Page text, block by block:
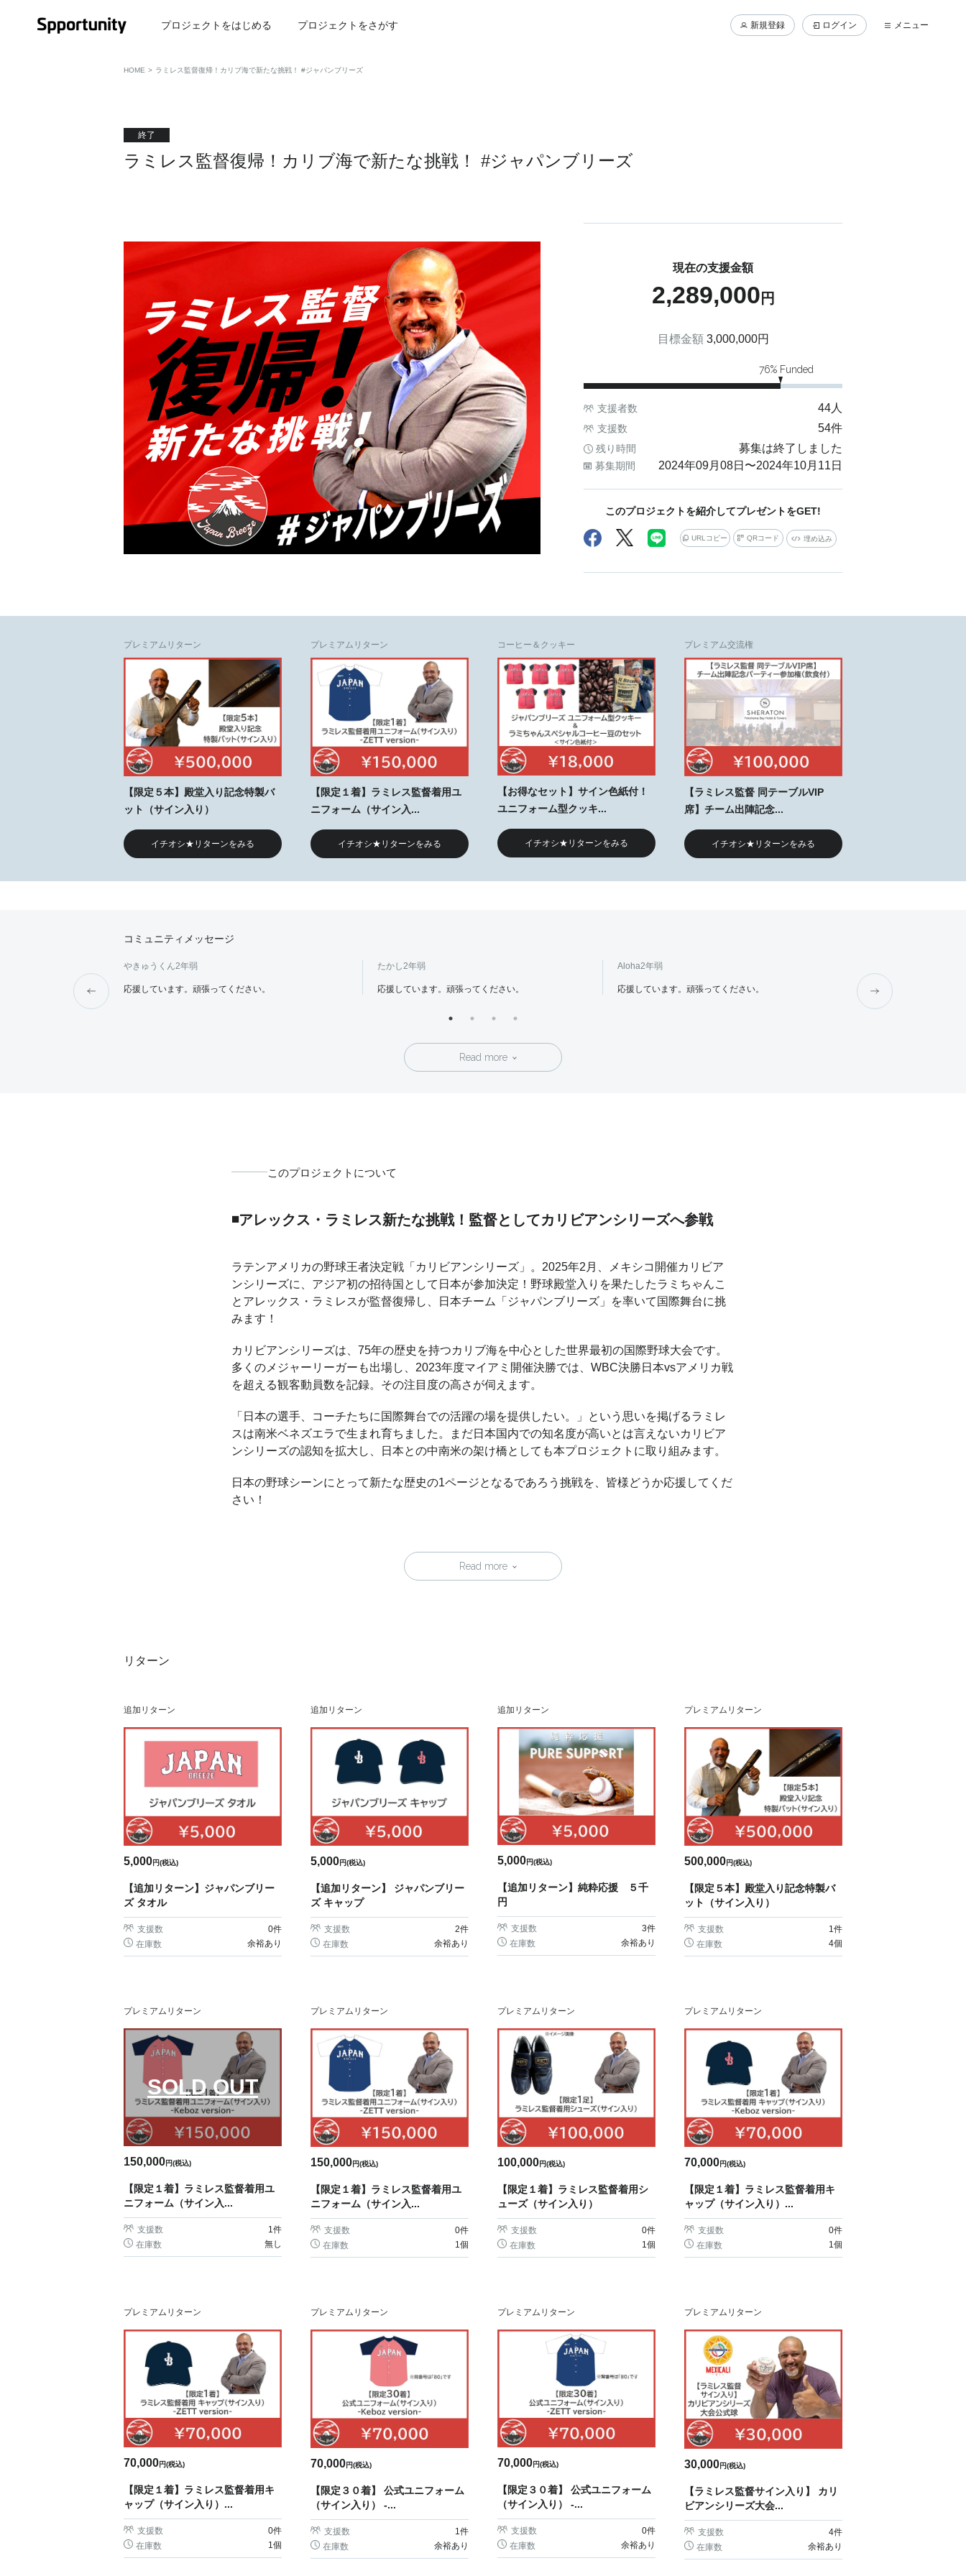
プロジェクトをはじめる プロジェクトをさがす 新規登録 ログイン メニュー
HOME > ラミレス監督復帰！カリブ海で新たな挑戦！ #ジャパンブリーズ
終了
ラミレス監督復帰！カリブ海で新たな挑戦！ #ジャパンブリーズ
現在の支援金額
2,289,000 円
目標金額 3,000,000円
76% Funded
支援者数 44人
支援数 54件
残り時間 募集は終了しました
募集期間 2024年09月08日 〜2024年10月11日
このプロジェクトを紹介してプレゼントをGET!
URLコピー QRコード 埋め込み
プレミアムリターン
【限定５本】殿堂入り記念特製バ
ット（サイン入り）
イチオシ★リターンをみる
プレミアムリターン
【限定１着】ラミレス監督着用ユ
ニフォーム（サイン入...
イチオシ★リターンをみる
コーヒー＆クッキー
【お得なセット】サイン色紙付！
ユニフォーム型クッキ...
イチオシ★リターンをみる
プレミアム交流権
【ラミレス監督 同テーブルVIP
席】チーム出陣記念...
イチオシ★リターンをみる
コミュニティメッセージ
ださい。 冬馬ラミちゃん、
やきゅうくん2年弱
応援しています。頑張ってください。
たかし2年弱
応援しています。頑張ってください。
Aloha2年弱
応援しています。頑張ってください。 PJTが上手くいきますように！
Read more
このプロジェクトについて
◾️アレックス・ラミレス新たな挑戦！監督としてカリビアンシリーズへ参戦
ラテンアメリカの野球王者決定戦「カリビアンシリーズ」。2025年2月、メキシコ開催カリビア
ンシリーズに、アジア初の招待国として日本が参加決定！野球殿堂入りを果たしたラミちゃんこ
とアレックス・ラミレスが監督復帰し、日本チーム「ジャパンブリーズ」を率いて国際舞台に挑
みます！
カリビアンシリーズは、75年の歴史を持つカリブ海を中心とした世界最初の国際野球大会です。
多くのメジャーリーガーも出場し、2023年度マイアミ開催決勝では、WBC決勝日本vsアメリカ戦
を超える観客動員数を記録。その注目度の高さが伺えます。
「日本の選手、コーチたちに国際舞台での活躍の場を提供したい。」という思いを掲げるラミレ
スは南米ベネズエラで生まれ育ちました。まだ日本国内での知名度が高いとは言えないカリビア
ンシリーズの認知を拡大し、日本との中南米の架け橋としても本プロジェクトに取り組みます。
日本の野球シーンにとって新たな歴史の1ページとなるであろう挑戦を、皆様どうか応援してくだ
さい！
Read more
リターン
追加リターン
5,000円(税込)
【追加リターン】ジャパンブリー
ズ タオル
支援数 0件
在庫数
余裕あり
追加リターン
5,000円(税込)
【追加リターン】 ジャパンブリー
ズ キャップ
支援数 2件
在庫数
余裕あり
追加リターン
5,000円(税込)
【追加リターン】純粋応援 ５千
円
支援数 3件
在庫数
余裕あり
プレミアムリターン
500,000円(税込)
【限定５本】殿堂入り記念特製バ
ット（サイン入り）
支援数 1 件
在庫数
4個
プレミアムリターン
SOLD OUT
150,000円(税込)
【限定１着】ラミレス監督着用ユ
ニフォーム（サイン入...
支援数 1件
在庫数
無し
プレミアムリターン
150,000円(税込)
【限定１着】ラミレス監督着用ユ
ニフォーム（サイン入...
支援数 0件
在庫数
1個
プレミアムリターン
100,000円(税込)
【限定１着】ラミレス監督着用シ
ューズ（サイン入り）
支援数 0件
在庫数
1個
プレミアムリターン
70,000円(税込)
【限定１着】ラミレス監督着用キ
ャップ（サイン入り）...
支援数 0件
在庫数
1個
プレミアムリターン
70,000円(税込)
【限定１着】ラミレス監督着用キ
ャップ（サイン入り）...
支援数 0件
在庫数
1個
プレミアムリターン
70,000円(税込)
【限定３０着】 公式ユニフォーム
（サイン入り） -...
支援数 1 件
在庫数
余裕あり
プレミアムリターン
70,000円(税込)
【限定３０着】 公式ユニフォーム
（サイン入り） -...
支援数 0件
在庫数
余裕あり
プレミアムリターン
30,000円(税込)
【ラミレス監督サイン入り】 カリ
ビアンシリーズ大会...
支援数 4件
在庫数
余裕あり